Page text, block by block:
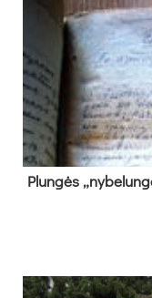
Plun­gės